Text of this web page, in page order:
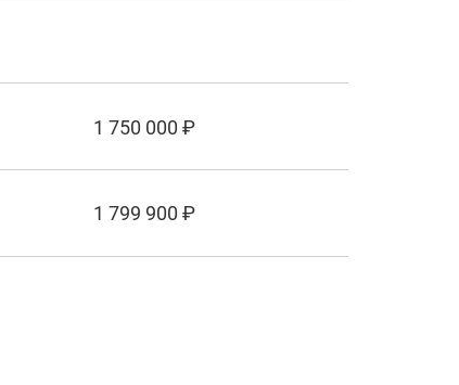
1 750 000 ₽
1 799 900 ₽